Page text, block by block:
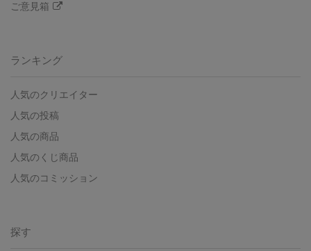
ご意見箱
ランキング
人気のクリエイター
人気の投稿
人気の商品
人気のくじ商品
人気のコミッション
探す